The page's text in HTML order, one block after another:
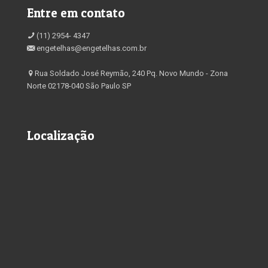
Entre em contato
(11) 2954- 4347
engetelhas@engetelhas.com.br
Rua Soldado José Reymão, 240 Pq. Novo Mundo - Zona
Norte 02178-040 São Paulo SP
Localização